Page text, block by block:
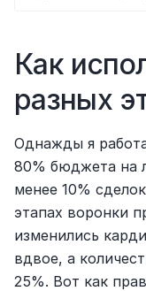
Как
разных
Однажды я
80% бюджета на
менее 10%
этапах воронки
изменились
вдвое, а
25%. Вот как